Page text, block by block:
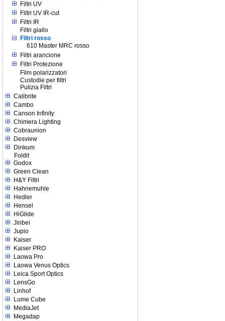
Filtri UV
Filtri UV IR-cut
Filtri IR
Filtri giallo
Filtri rosso
610 Master MRC rosso
Filtri arancione
Filtri Protezione
Film polarizzatori
Custodie per filtri
Pulizia Filtri
Calibrite
Cambo
Canson Infinity
Chimera Lighting
Cobraunion
Desview
Dinkum
Foldit
Godox
Green Clean
H&Y Filtri
Hahnemuhle
Hedler
Hensel
HiGlide
Jinbei
Jupio
Kaiser
Kaiser PRO
Laowa Pro
Laowa Venus Optics
Leica Sport Optics
LensGo
Linhof
Lume Cube
MediaJet
Megadap